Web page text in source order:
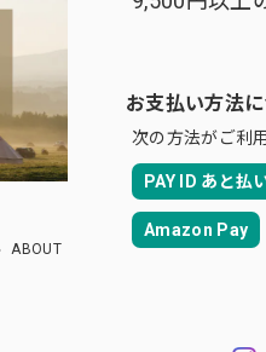
ABOUT
お支払い方法
次の方法がご利
PAY ID あと払
Amazon Pay